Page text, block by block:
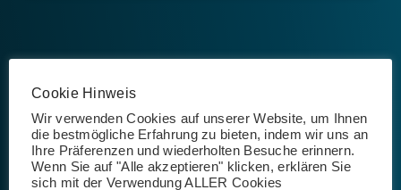
Isabel Rößner
Cookie Hinweis
Wir verwenden Cookies auf unserer Website, um Ihnen
die bestmögliche Erfahrung zu bieten, indem wir uns an
Ihre Präferenzen und wiederholten Besuche erinnern.
Wenn Sie auf "Alle akzeptieren" klicken, erklären Sie
sich mit der Verwendung ALLER Cookies